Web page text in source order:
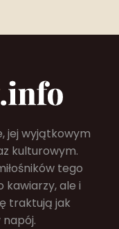
jej wyjątkowym
kulturowym.
tego
kawiarzy, ale i
traktują jak